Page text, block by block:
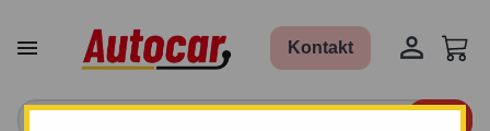
 Kontakt 